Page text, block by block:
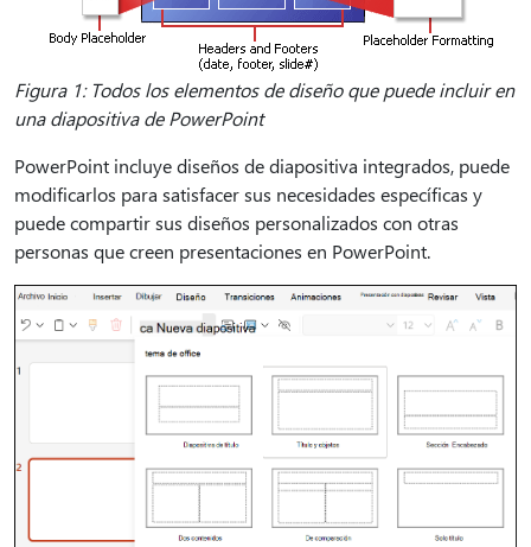
Figura 1: Todos los elementos de diseño que puede incluir en
una diapositiva de PowerPoint
PowerPoint incluye diseños de diapositiva integrados, puede
modificarlos para satisfacer sus necesidades específicas y
puede compartir sus diseños personalizados con otras
personas que creen presentaciones en PowerPoint.